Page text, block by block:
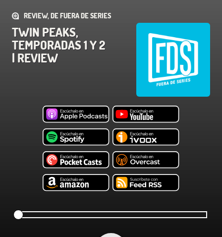
REVIEW, DE FUERA DE SERIES
TWIN PEAKS,
TEMPORADAS 1 Y 2
| REVIEW